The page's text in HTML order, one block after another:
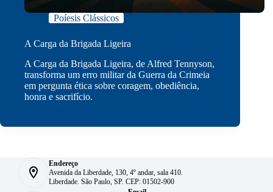
Poíesis Clássicos
A Carga da Brigada Ligeira
A Carga da Brigada Ligeira, de Alfred Tennyson,
transforma um erro militar da Guerra da Crimeia
em pergunta ética sobre coragem, obediência,
honra e sacrifício.
Endereço
Avenida da Liberdade, 130, 4º andar, sala 410.
Liberdade. São Paulo, SP. CEP: 01502-900